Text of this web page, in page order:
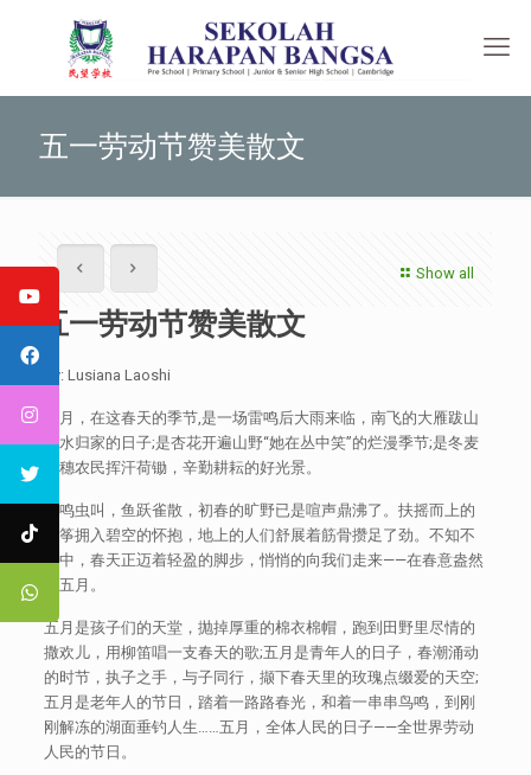
五一劳动节赞美散文
Show all
五一劳动节赞美散文
By: Lusiana Laoshi
五月，在这春天的季节,是一场雷鸣后大雨来临，南飞的大雁跋山
涉水归家的日子;是杏花开遍山野“她在丛中笑”的烂漫季节;是冬麦
扬穗农民挥汗荷锄，辛勤耕耘的好光景。
蛙鸣虫叫，鱼跃雀散，初春的旷野已是喧声鼎沸了。扶摇而上的
风筝拥入碧空的怀抱，地上的人们舒展着筋骨攒足了劲。不知不
觉中，春天正迈着轻盈的脚步，悄悄的向我们走来——在春意盎然
的五月。
五月是孩子们的天堂，抛掉厚重的棉衣棉帽，跑到田野里尽情的
撒欢儿，用柳笛唱一支春天的歌;五月是青年人的日子，春潮涌动
的时节，执子之手，与子同行，撷下春天里的玫瑰点缀爱的天空;
五月是老年人的节日，踏着一路路春光，和着一串串鸟鸣，到刚
刚解冻的湖面垂钓人生……五月，全体人民的日子——全世界劳动
人民的节日。